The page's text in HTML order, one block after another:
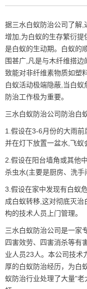
据三水白蚁防治公司了解,
增加,为白蚁的生存繁衍
是白蚁的生动期。白蚁的
围甚广,凡是与木纤维搭
致能对非纤维素物质如塑
白蚁活动极端隐蔽,当白蚁
防治工作极为重要。
三水白蚁防治公司防治白
1.假设在3-6月份的大雨前
并在灯下放置一盆水,飞蚁
2.假设在阳台墙角或其他
杀虫水(主要是厨房、洗
3.假设在家中发现有白蚁
成白蚁转移,这对彻底灭治
构的技术人员上门管理。
三水白蚁防治公司是一家
四害效劳、四害消杀等有
业人员23人。本公司技术
厚的白蚁防治经历，为白
蚁防治行业处理了大量"